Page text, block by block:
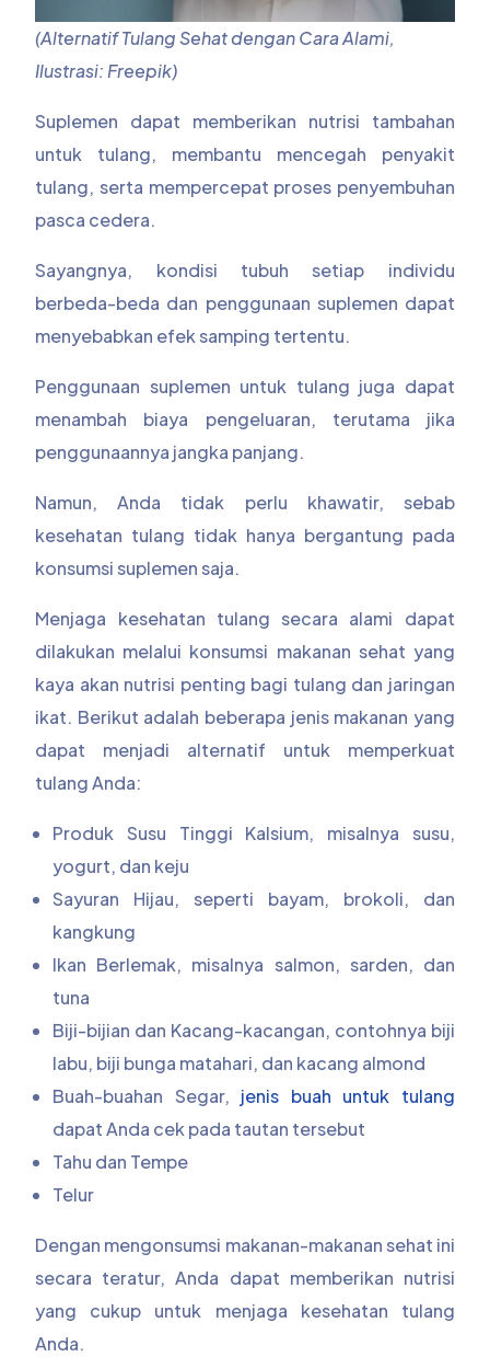
(Alternatif Tulang Sehat dengan Cara Alami,
Ilustrasi: Freepik)
Suplemen dapat memberikan nutrisi tambahan
untuk tulang, membantu mencegah penyakit
tulang, serta mempercepat proses penyembuhan
pasca cedera.
Sayangnya, kondisi tubuh setiap individu
berbeda-beda dan penggunaan suplemen dapat
menyebabkan efek samping tertentu.
Penggunaan suplemen untuk tulang juga dapat
menambah biaya pengeluaran, terutama jika
penggunaannya jangka panjang.
Namun, Anda tidak perlu khawatir, sebab
kesehatan tulang tidak hanya bergantung pada
konsumsi suplemen saja.
Menjaga kesehatan tulang secara alami dapat
dilakukan melalui konsumsi makanan sehat yang
kaya akan nutrisi penting bagi tulang dan jaringan
ikat. Berikut adalah beberapa jenis makanan yang
dapat menjadi alternatif untuk memperkuat
tulang Anda:
Produk Susu Tinggi Kalsium, misalnya susu,
yogurt, dan keju
Sayuran Hijau, seperti bayam, brokoli, dan
kangkung
Ikan Berlemak, misalnya salmon, sarden, dan
tuna
Biji-bijian dan Kacang-kacangan, contohnya biji
labu, biji bunga matahari, dan kacang almond
Buah-buahan Segar, jenis buah untuk tulang
dapat Anda cek pada tautan tersebut
Tahu dan Tempe
Telur
Dengan mengonsumsi makanan-makanan sehat ini
secara teratur, Anda dapat memberikan nutrisi
yang cukup untuk menjaga kesehatan tulang
Anda.